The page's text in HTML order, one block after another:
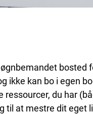
bosted
ikke kan bo i egen
ressourcer, du har
til at mestre dit eget